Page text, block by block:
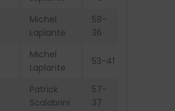
Michel
Laplante
58-
36
Michel
Laplante
53-41
Patrick
Scalabrini
57-
37